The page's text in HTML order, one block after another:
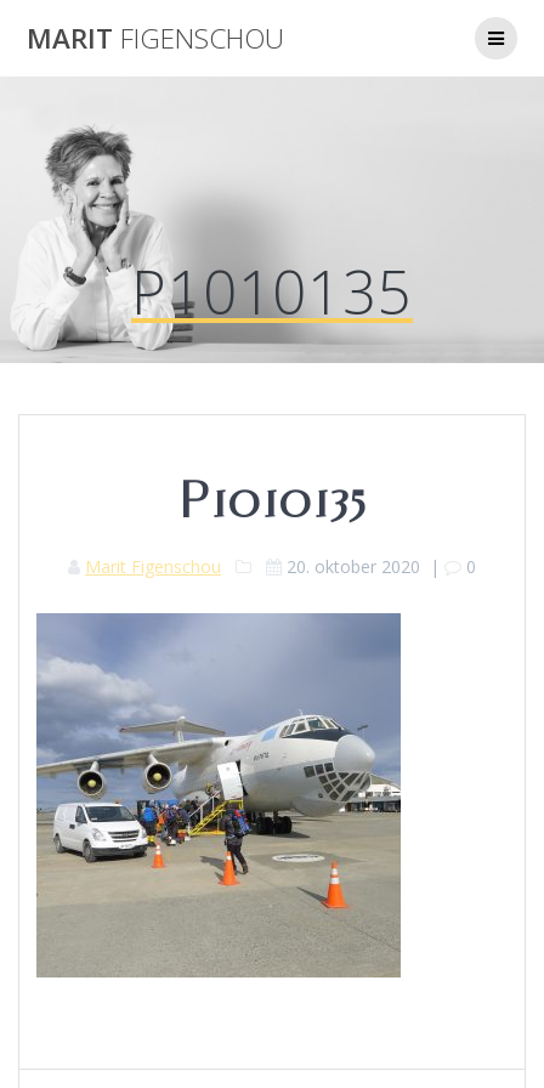
to
MARIT FIGENSCHOU
P1010135
P1010135
Marit Figenschou 20. oktober 2020 | 0